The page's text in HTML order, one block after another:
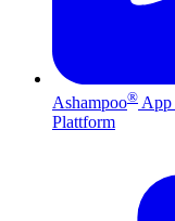
Ashampoo® App
Plattform